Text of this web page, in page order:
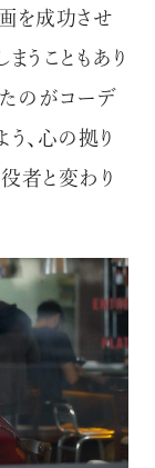
を成功させ
うこともあり
たのがコーデ
、心の拠り
者と変わり